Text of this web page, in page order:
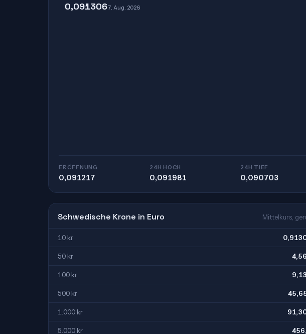
0,0913067. Aug. 2026
ERÖFFNUNG
0,091217
24H HOCH
0,091981
24H TIEF
0,090703
Schwedische Krone in Euro Mittelkurs,
10 kr
50 kr
100 kr
500 kr
1.000 kr
5.000 kr